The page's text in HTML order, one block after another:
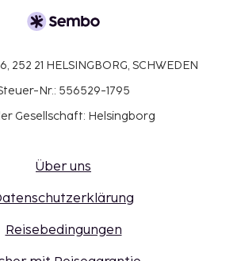
252 21 HELSINGBORG, SCHWEDEN
Nr.: 556529-1795
Gesellschaft: Helsingborg
Über uns
Reisebedingungen